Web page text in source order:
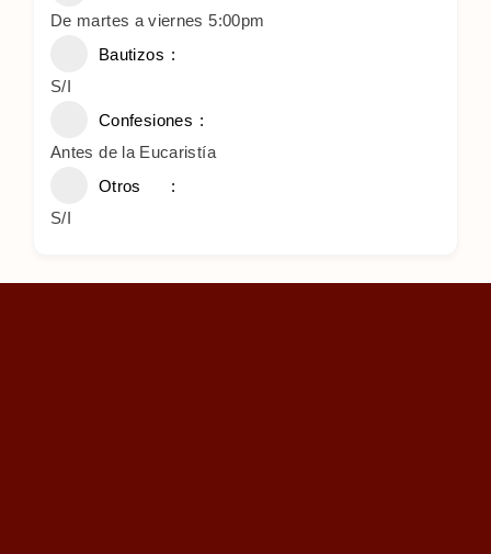
De martes a viernes 5:00pm
Bautizos
S/I
Confesiones
Antes de la Eucaristía
Otros
S/I